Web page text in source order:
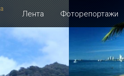
Лента Фоторепортажи